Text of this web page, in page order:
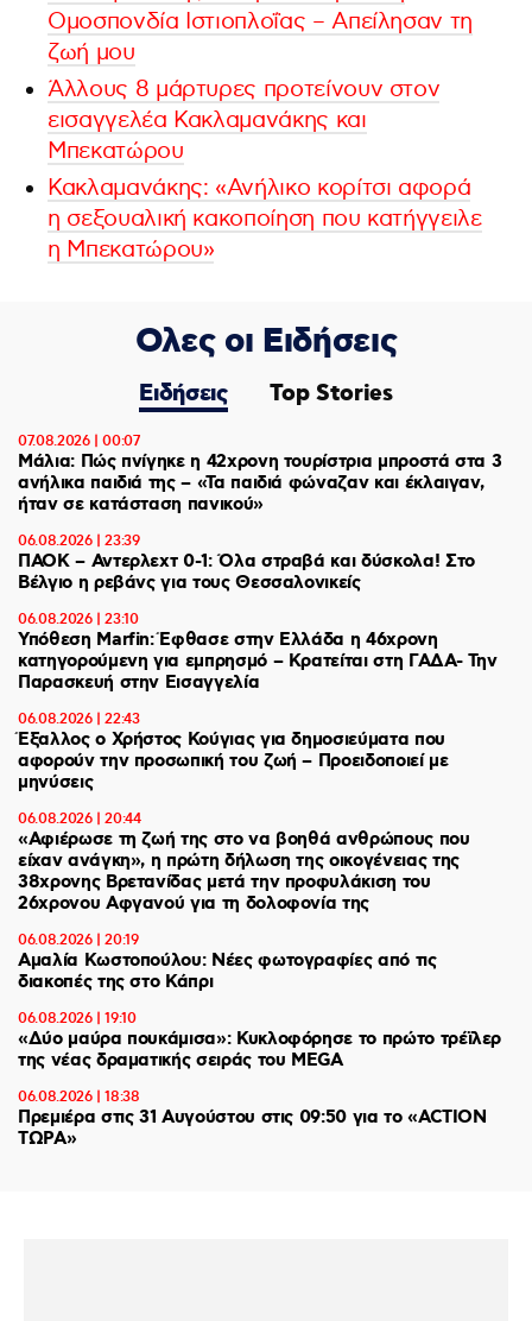
Ομοσπονδία Ιστιοπλοΐας – Απείλησαν τη
ζωή μου
Άλλους 8 μάρτυρες προτείνουν στον
εισαγγελέα Κακλαμανάκης και
Μπεκατώρου
Κακλαμανάκης: «Ανήλικο κορίτσι αφορά
η σεξουαλική κακοποίηση που κατήγγειλε
η Μπεκατώρου»
Ολες οι Ειδήσεις
Ειδήσεις Top Stories
07.08.2026 | 00:07
Μάλια: Πώς πνίγηκε η 42χρονη τουρίστρια μπροστά στα 3
ανήλικα παιδιά της – «Τα παιδιά φώναζαν και έκλαιγαν,
ήταν σε κατάσταση πανικού»
06.08.2026 | 23:39
ΠΑΟΚ – Αντερλεχτ 0-1: Όλα στραβά και δύσκολα! Στο
Βέλγιο η ρεβάνς για τους Θεσσαλονικείς
06.08.2026 | 23:10
Υπόθεση Marfin: Έφθασε στην Ελλάδα η 46χρονη
κατηγορούμενη για εμπρησμό – Κρατείται στη ΓΑΔΑ- Την
Παρασκευή στην Εισαγγελία
06.08.2026 | 22:43
Έξαλλος ο Χρήστος Κούγιας για δημοσιεύματα που
αφορούν την προσωπική του ζωή – Προειδοποιεί με
μηνύσεις
06.08.2026 | 20:44
«Αφιέρωσε τη ζωή της στο να βοηθά ανθρώπους που
είχαν ανάγκη», η πρώτη δήλωση της οικογένειας της
38χρονης Βρετανίδας μετά την προφυλάκιση του
26χρονου Αφγανού για τη δολοφονία της
06.08.2026 | 20:19
Αμαλία Κωστοπούλου: Νέες φωτογραφίες από τις
διακοπές της στο Κάπρι
06.08.2026 | 19:10
«Δύο μαύρα πουκάμισα»: Κυκλοφόρησε το πρώτο τρέϊλερ
της νέας δραματικής σειράς του MEGA
06.08.2026 | 18:38
Πρεμιέρα στις 31 Αυγούστου στις 09:50 για το «ACTION
ΤΩΡΑ»